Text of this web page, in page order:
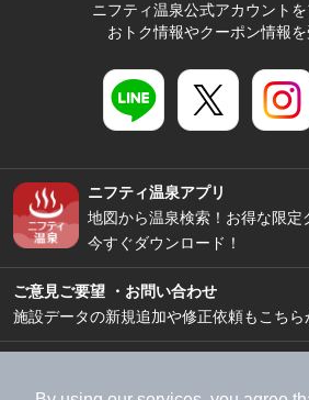
ニフティ温泉公式アカウント
おトク情報やクーポン情報
ニフティ温泉アプリ
地図から温泉検索！お得な限定
今すぐダウンロード！
ご意見ご要望 ・お問い合わせ
施設データの新規追加や修正依頼もこちら